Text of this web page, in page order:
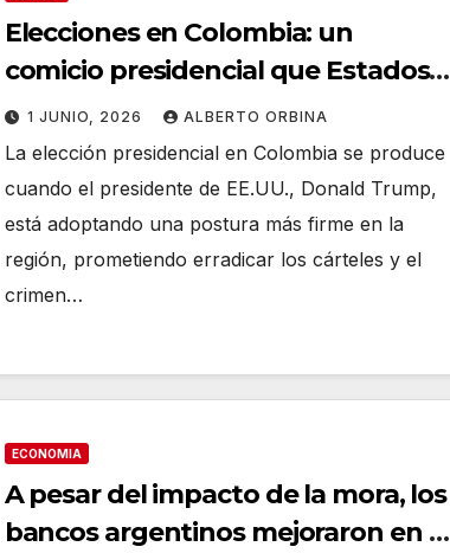
Elecciones en Colombia: un
comicio presidencial que Estados
Unidos mira de cerca
1 JUNIO, 2026 ALBERTO ORBINA
La elección presidencial en Colombia se produce
cuando el presidente de EE.UU., Donald Trump,
está adoptando una postura más firme en la
región, prometiendo erradicar los cárteles y el
crimen…
ECONOMIA
A pesar del impacto de la mora, los
bancos argentinos mejoraron en el